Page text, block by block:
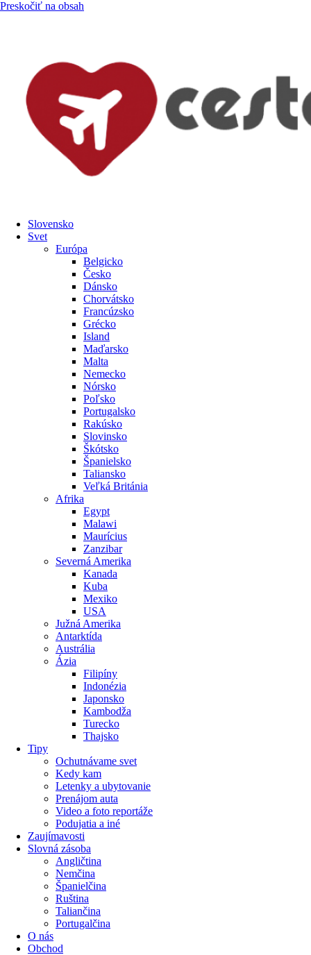
Preskočiť na obsah
Slovensko
Svet
Európa
Belgicko
Česko
Dánsko
Chorvátsko
Francúzsko
Grécko
Island
Maďarsko
Malta
Nemecko
Nórsko
Poľsko
Portugalsko
Rakúsko
Slovinsko
Škótsko
Španielsko
Taliansko
Veľká Británia
Afrika
Egypt
Malawi
Maurícius
Zanzibar
Severná Amerika
Kanada
Kuba
Mexiko
USA
Južná Amerika
Antarktída
Austrália
Ázia
Filipíny
Indonézia
Japonsko
Kambodža
Turecko
Thajsko
Tipy
Ochutnávame svet
Kedy kam
Letenky a ubytovanie
Prenájom auta
Video a foto reportáže
Podujatia a iné
Zaujímavosti
Slovná zásoba
Angličtina
Nemčina
Španielčina
Ruština
Taliančina
Portugalčina
O nás
Obchod